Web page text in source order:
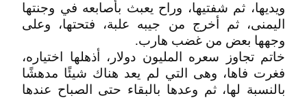
ويديها، ثم شفتيها، وراح يعبث بأصابعه في وجنتها
اليمنى، ثم أخرج من جيبه علبة، فتحتها، وعلى
وجهها بعض من غضب هارب.
خاتم تجاوز سعره المليون دولار، أذهلها اختياره،
فغرت فاها، وهى التي لم يعد هناك شيئًا مدهشًا
بالنسبة لها، ثم وعدها بالبقاء حتى الصباح عندها